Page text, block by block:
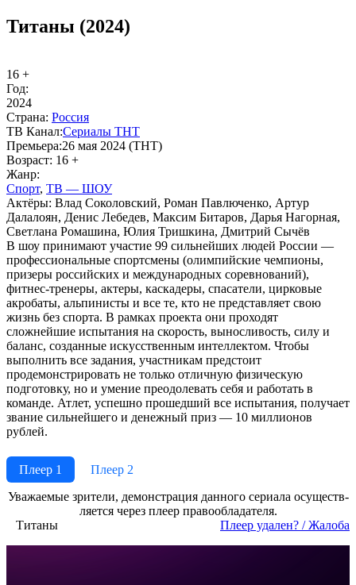
Титаны (2024)
16 +
Год:
2024
Стра­на: Рос­сия
ТВ Ка­нал:Се­риа­лы ТНТ
Пре­мье­ра:26 мая 2024 (ТНТ)
Воз­раст: 16 +
Жанр:
Спорт, ТВ — ШОУ
Ак­тё­ры: Влад Соколовский, Роман Павлюченко, Артур
Далалоян, Денис Лебедев, Максим Битаров, Дарья Нагорная,
Светлана Ромашина, Юлия Тришкина, Дмитрий Сычёв
В шоу принимают участие 99 сильнейших людей России —
профессиональные спортсмены (олимпийские чемпионы,
призеры российских и международных соревнований),
фитнес-тренеры, актеры, каскадеры, спасатели, цирковые
акробаты, альпинисты и все те, кто не представляет свою
жизнь без спорта. В рамках проекта они проходят
сложнейшие испытания на скорость, выносливость, силу и
баланс, созданные искусственным интеллектом. Чтобы
выполнить все задания, участникам предстоит
продемонстрировать не только отличную физическую
подготовку, но и умение преодолевать себя и работать в
команде. Атлет, успешно прошедший все испытания, получает
звание сильнейшего и денежный приз — 10 миллионов
рублей.
Плеер 1
Плеер 2
Ува­жае­мые зри­те­ли, де­мон­ст­ра­ция дан­но­го се­риа­ла осу­ще­ст­в­
ля­ет­ся че­рез пле­ер пра­во­об­ла­да­те­ля.
Титаны
Пле­ер уда­лен? / Жа­ло­ба